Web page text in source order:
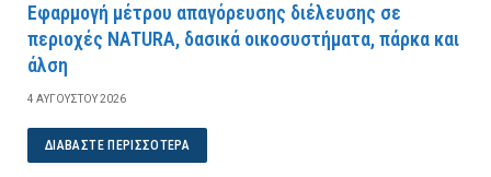
Εφαρμογή μέτρου απαγόρευσης διέλευσης σε
περιοχές NATURA, δασικά οικοσυστήματα, πάρκα και
άλση
4 ΑΥΓΟΎΣΤΟΥ 2026
ΔΙΑΒΆΣΤΕ ΠΕΡΙΣΣΌΤΕΡΑ